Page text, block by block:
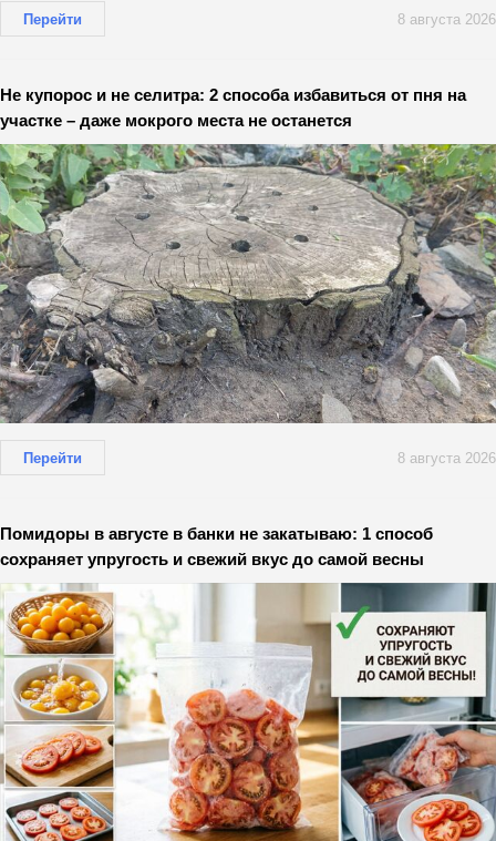
Перейти 8 августа 2026
Не купорос и не селитра: 2 способа избавиться от пня на
участке – даже мокрого места не останется
Перейти 8 августа 2026
Помидоры в августе в банки не закатываю: 1 способ
сохраняет упругость и свежий вкус до самой весны